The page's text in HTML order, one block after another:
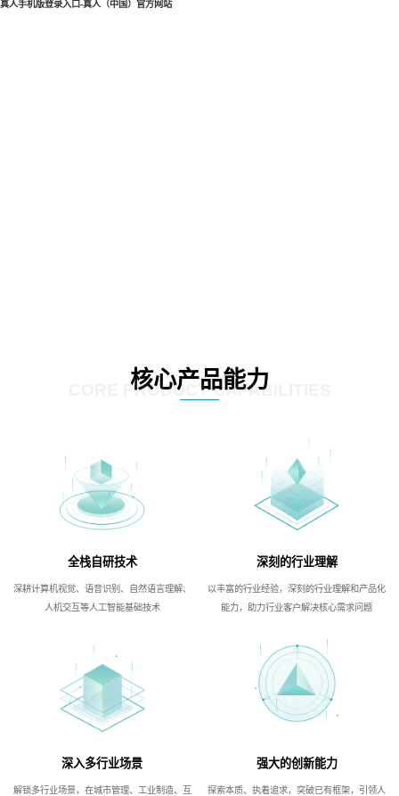
真人手机版登录入口-真人（中国）官方网站
核心产品能力
CORE PRODUCT CAPABILITIES
全栈自研技术
深耕计算机视觉、语音识别、自然语言理解、
人机交互等人工智能基础技术
深刻的行业理解
以丰富的行业经验，深刻的行业理解和产品化
能力，助力行业客户解决核心需求问题
深入多行业场景
解锁多行业场景，在城市管理、工业制造、互
强大的创新能力
探索本质、执着追求，突破已有框架，引领人